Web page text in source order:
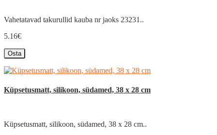
Vahetatavad takurullid kauba nr jaoks 23231..
5.16€
Osta
Küpsetusmatt, silikoon, südamed, 38 x 28 cm
Küpsetusmatt, silikoon, südamed, 38 x 28 cm..